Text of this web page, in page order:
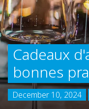
Cadeaux
bonnes
December 10, 2024